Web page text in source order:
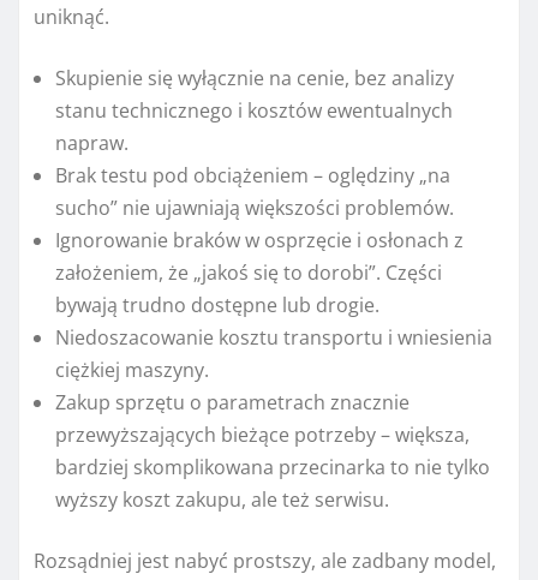
uniknąć.
Skupienie się wyłącznie na cenie, bez analizy
stanu technicznego i kosztów ewentualnych
napraw.
Brak testu pod obciążeniem – oględziny „na
sucho” nie ujawniają większości problemów.
Ignorowanie braków w osprzęcie i osłonach z
założeniem, że „jakoś się to dorobi”. Części
bywają trudno dostępne lub drogie.
Niedoszacowanie kosztu transportu i wniesienia
ciężkiej maszyny.
Zakup sprzętu o parametrach znacznie
przewyższających bieżące potrzeby – większa,
bardziej skomplikowana przecinarka to nie tylko
wyższy koszt zakupu, ale też serwisu.
Rozsądniej jest nabyć prostszy, ale zadbany model,